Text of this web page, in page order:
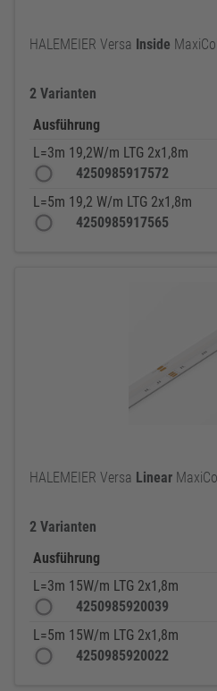
HALEMEIER Versa Inside
2 Varianten
Ausführung
L=3m 19,2W/m LTG 2x1,8m
4250985917572
L=5m 19,2 W/m LTG 2x1,8m
4250985917565
HALEMEIER Versa Linear
2 Varianten
Ausführung
L=3m 15W/m LTG 2x1,8m
4250985920039
L=5m 15W/m LTG 2x1,8m
4250985920022